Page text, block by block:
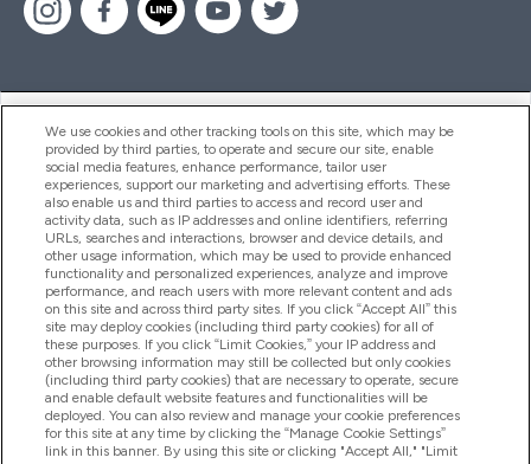
ヘルプ＆ガイド
商品について
会社概要
特典＆ポイント
2026 The Hut.com Ltd
We use cookies and other tracking tools on this site, which may be
provided by third parties, to operate and secure our site, enable
social media features, enhance performance, tailor user
experiences, support our marketing and advertising efforts. These
also enable us and third parties to access and record user and
activity data, such as IP addresses and online identifiers, referring
URLs, searches and interactions, browser and device details, and
other usage information, which may be used to provide enhanced
functionality and personalized experiences, analyze and improve
performance, and reach users with more relevant content and ads
on this site and across third party sites. If you click “Accept All” this
site may deploy cookies (including third party cookies) for all of
these purposes. If you click “Limit Cookies,” your IP address and
other browsing information may still be collected but only cookies
(including third party cookies) that are necessary to operate, secure
and enable default website features and functionalities will be
deployed. You can also review and manage your cookie preferences
for this site at any time by clicking the “Manage Cookie Settings”
link in this banner. By using this site or clicking "Accept All," "Limit